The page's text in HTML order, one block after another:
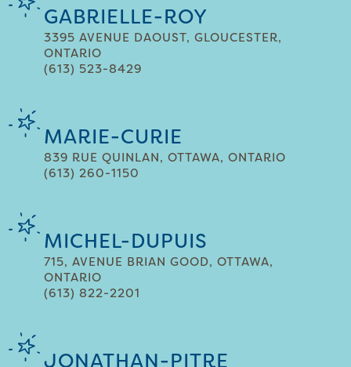
GABRIELLE-ROY
3395 AVENUE DAOUST, GLOUCESTER,
ONTARIO
(613) 523-8429
MARIE-CURIE
839 RUE QUINLAN, OTTAWA, ONTARIO
(613) 260-1150
MICHEL-DUPUIS
715, AVENUE BRIAN GOOD, OTTAWA,
ONTARIO
(613) 822-2201
JONATHAN-PITRE